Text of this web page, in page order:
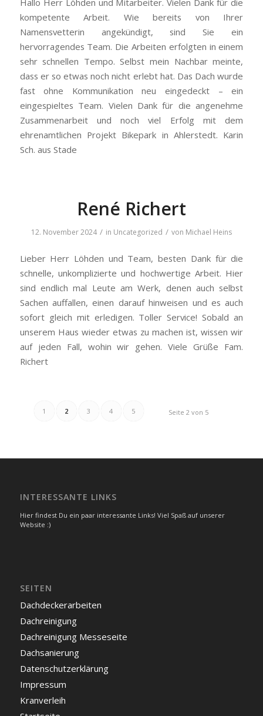
Hallo Herr Löhden und Mitarbeiter. Vielen Dank für die
kompetente Arbeit. Wie bereits von Ihrer
Namensvetterin angekündigt, sind Sie ein
hervorragendes Team. Die Arbeiten erfolgten in einem
sehr schnellen Tempo. Selbst mein Nachbar meinte,
dass er so etwas noch nicht erlebt hat. Das Dach wurde
fast ohne Kommunikation neu eingedeckt – ein
eingespieltes Team. Vielen Dank für die angenehme
Zusammenarbeit und noch viel Erfolg mit dem
ehrenamtlichen Projekt Bikepark in Ahlerstedt. Karin
Sch. aus Stade
René Richert
12. November 2024 / in Uncategorized / von Michael Heins
Lieber Herr Löhden und Team, besten Dank für die
schnelle, unkomplizierte und hochwertige Arbeit. Hier
sind endlich mal Leute am Werk, denen auch selbst
Sachen auffallen, einen darauf hinweisen und es auch
sofort gleich mit erledigen. Toller Service! Sobald an
unserem Haus wieder etwas zu machen ist, wissen wir
auf jeden Fall, wohin wir gehen. Viele Grüße Fam.
Richert
Seite 2 von 5
1 2 3 4 5
INTERESSANTE LINKS
Hier findest Du ein paar interessante Links! Viel Spaß auf unserer
Website :)
SEITEN
Dachdeckerarbeiten
Dachreinigung
Dachreinigung Messeseite
Dachsanierung
Datenschutzerklärung
Impressum
Kranverleih